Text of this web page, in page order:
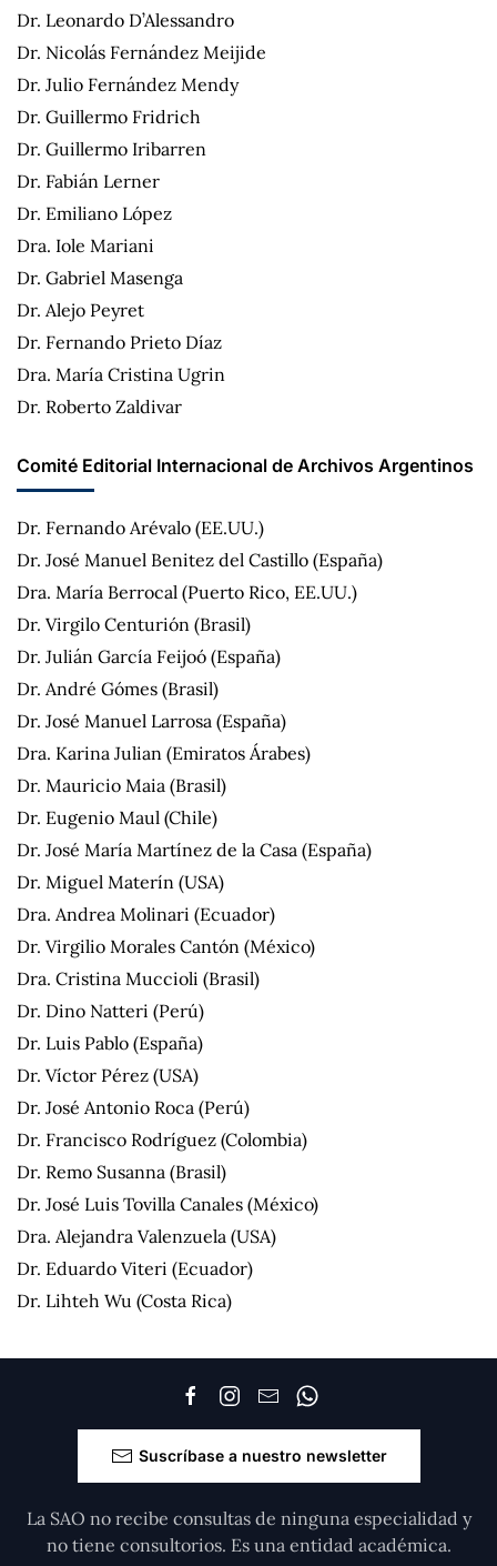
Dr. Leonardo D’Alessandro
Dr. Nicolás Fernández Meijide
Dr. Julio Fernández Mendy
Dr. Guillermo Fridrich
Dr. Guillermo Iribarren
Dr. Fabián Lerner
Dr. Emiliano López
Dra. Iole Mariani
Dr. Gabriel Masenga
Dr. Alejo Peyret
Dr. Fernando Prieto Díaz
Dra. María Cristina Ugrin
Dr. Roberto Zaldivar
Comité Editorial Internacional de Archivos Argentinos
Dr. Fernando Arévalo (EE.UU.)
Dr. José Manuel Benitez del Castillo (España)
Dra. María Berrocal (Puerto Rico, EE.UU.)
Dr. Virgilo Centurión (Brasil)
Dr. Julián García Feijoó (España)
Dr. André Gómes (Brasil)
Dr. José Manuel Larrosa (España)
Dra. Karina Julian (Emiratos Árabes)
Dr. Mauricio Maia (Brasil)
Dr. Eugenio Maul (Chile)
Dr. José María Martínez de la Casa (España)
Dr. Miguel Materín (USA)
Dra. Andrea Molinari (Ecuador)
Dr. Virgilio Morales Cantón (México)
Dra. Cristina Muccioli (Brasil)
Dr. Dino Natteri (Perú)
Dr. Luis Pablo (España)
Dr. Víctor Pérez (USA)
Dr. José Antonio Roca (Perú)
Dr. Francisco Rodríguez (Colombia)
Dr. Remo Susanna (Brasil)
Dr. José Luis Tovilla Canales (México)
Dra. Alejandra Valenzuela (USA)
Dr. Eduardo Viteri (Ecuador)
Dr. Lihteh Wu (Costa Rica)
Suscríbase a nuestro newsletter
La SAO no recibe consultas de ninguna especialidad y
no tiene consultorios. Es una entidad académica.